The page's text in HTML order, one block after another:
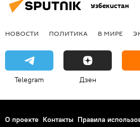
Узбекистан
НОВОСТИ ПОЛИТИКА В МИРЕ
Telegram Дзен
О проекте Контакты Правила